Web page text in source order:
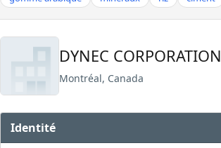
DYNEC CORPORATION
Montréal, Canada
Identité